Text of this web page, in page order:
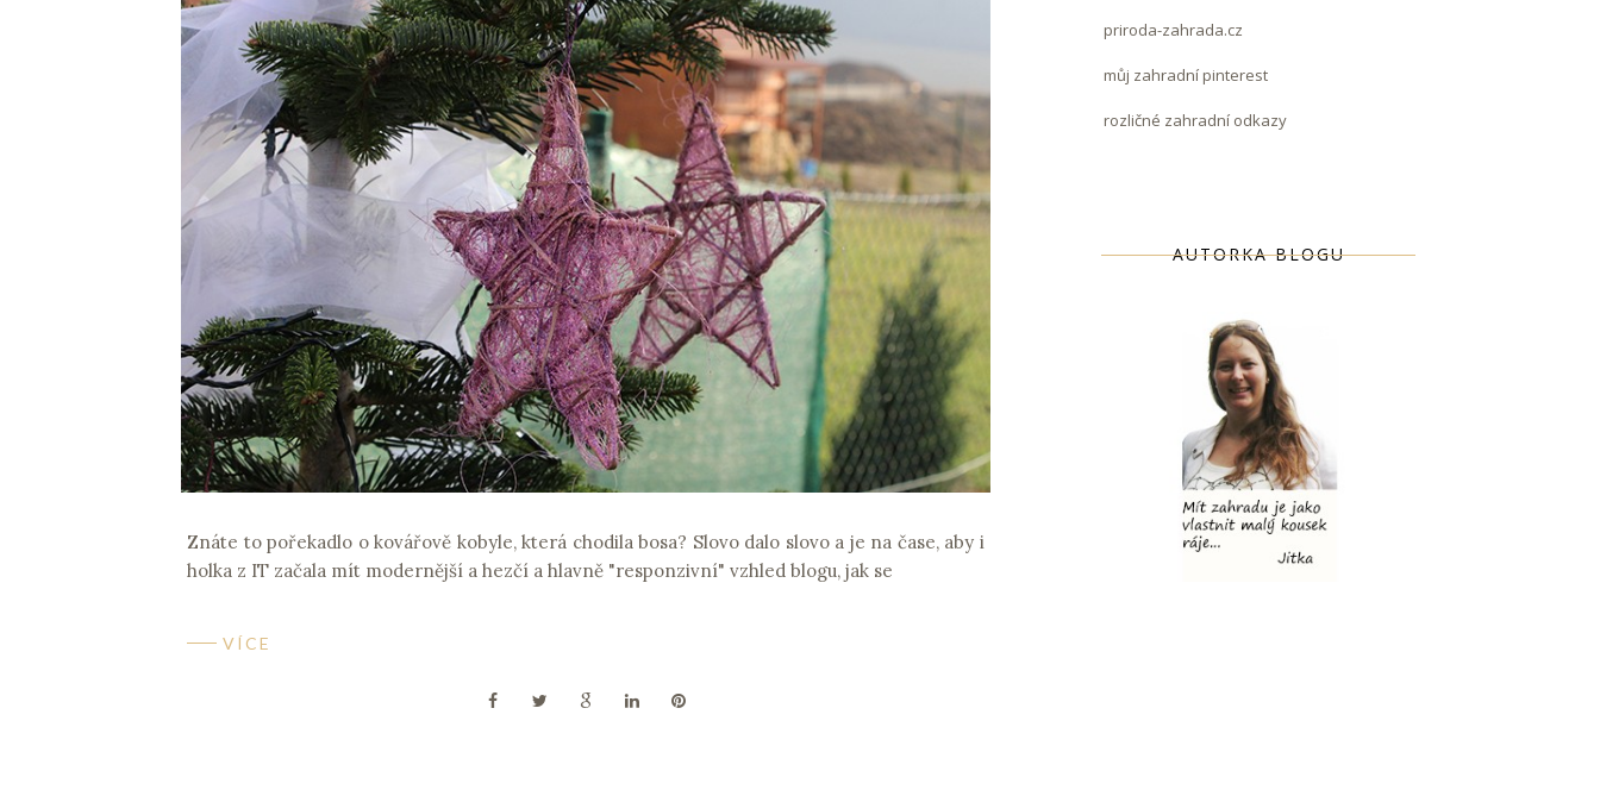
Znáte to pořekadlo o kovářově kobyle, která chodila bosa? Slovo dalo slovo a je na čase, aby i
holka z IT začala mít modernější a hezčí a hlavně "responzivní" vzhled blogu, jak se
VÍCE
priroda-zahrada.cz
můj zahradní pinterest
rozličné zahradní odkazy
AUTORKA BLOGU